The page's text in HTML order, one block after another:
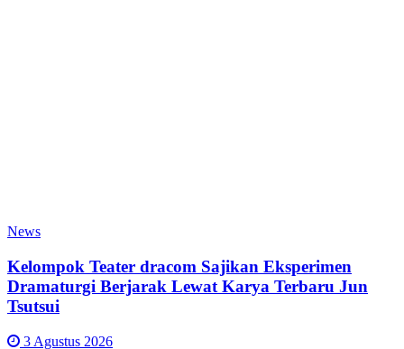
News
Kelompok Teater dracom Sajikan Eksperimen
Dramaturgi Berjarak Lewat Karya Terbaru Jun
Tsutsui
3 Agustus 2026